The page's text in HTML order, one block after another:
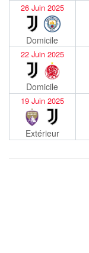
26 Juin 2025
Domicile
22 Juin 2025
Domicile
19 Juin 2025
Extérieur